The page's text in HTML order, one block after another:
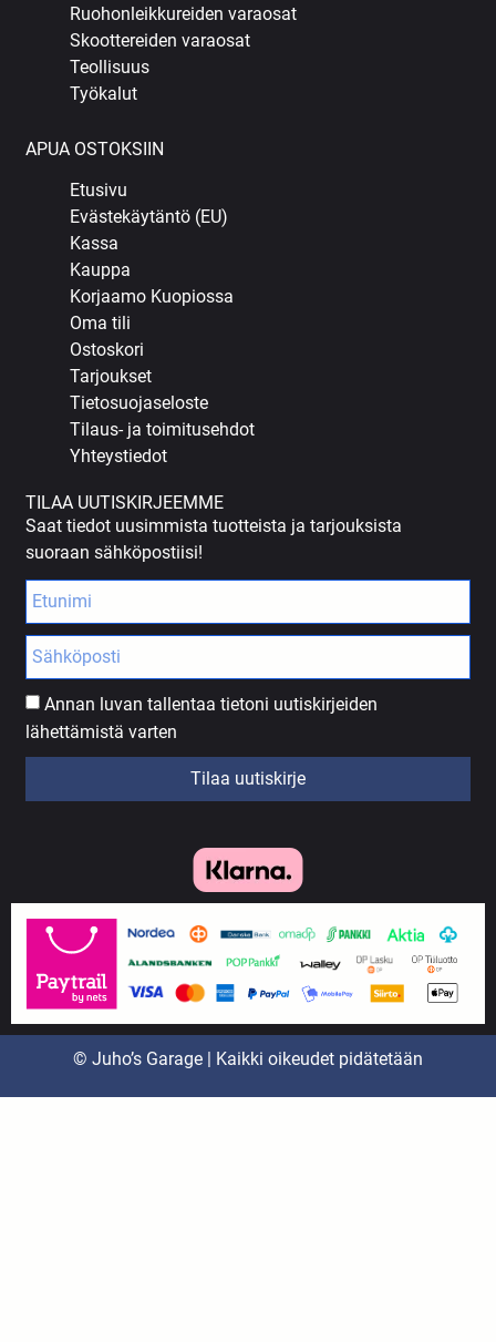
Ruohonleikkureiden varaosat
Skoottereiden varaosat
Teollisuus
Työkalut
APUA OSTOKSIIN
Etusivu
Evästekäytäntö (EU)
Kassa
Kauppa
Korjaamo Kuopiossa
Oma tili
Ostoskori
Tarjoukset
Tietosuojaseloste
Tilaus- ja toimitusehdot
Yhteystiedot
TILAA UUTISKIRJEEMME
Saat tiedot uusimmista tuotteista ja tarjouksista
suoraan sähköpostiisi!
Annan luvan tallentaa tietoni uutiskirjeiden
lähettämistä varten
Tilaa uutiskirje
© Juho’s Garage | Kaikki oikeudet pidätetään